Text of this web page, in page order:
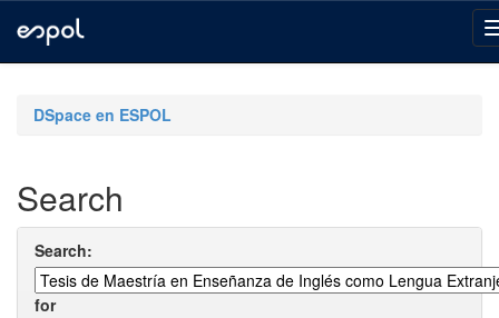
navigationDSpace en ESPOL
Search
Search:
for